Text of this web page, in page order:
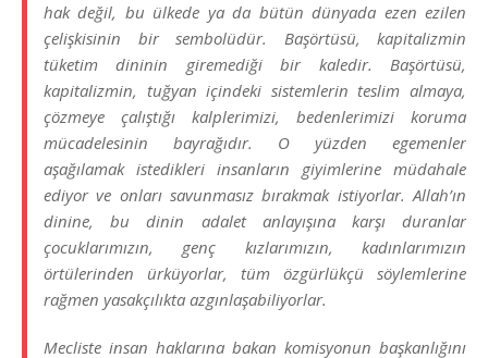
hak değil, bu ülkede ya da bütün dünyada ezen ezilen
çelişkisinin bir sembolüdür. Başörtüsü, kapitalizmin
tüketim dininin giremediği bir kaledir. Başörtüsü,
kapitalizmin, tuğyan içindeki sistemlerin teslim almaya,
çözmeye çalıştığı kalplerimizi, bedenlerimizi koruma
mücadelesinin bayrağıdır. O yüzden egemenler
aşağılamak istedikleri insanların giyimlerine müdahale
ediyor ve onları savunmasız bırakmak istiyorlar. Allah’ın
dinine, bu dinin adalet anlayışına karşı duranlar
çocuklarımızın, genç kızlarımızın, kadınlarımızın
örtülerinden ürküyorlar, tüm özgürlükçü söylemlerine
rağmen yasakçılıkta azgınlaşabiliyorlar.
Mecliste insan haklarına bakan komisyonun başkanlığını